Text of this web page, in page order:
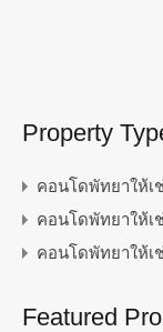
Property
คอนโดพัทยาให้เ
คอนโดพัทยาให้เ
คอนโดพัทยาให้เ
Featured